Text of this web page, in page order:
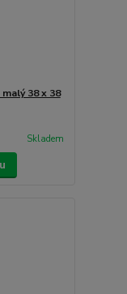
38 x 38
Skladem